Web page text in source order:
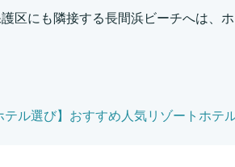
区にも隣接する長間浜ビーチへは、
ル選び】おすすめ人気リゾートホテ